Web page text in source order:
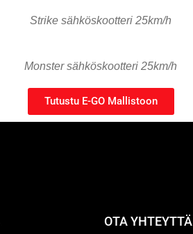
Strike sähköskootteri 25km/h
Monster sähköskootteri 25km/h
Tutustu E-GO Mallistoon
OTA YHTEYTTÄ